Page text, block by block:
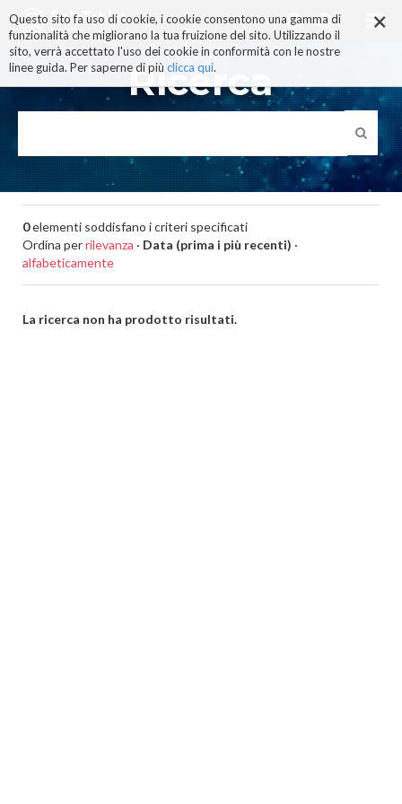
×
Questo sito fa uso di cookie, i cookie consentono una gamma di
funzionalità che migliorano la tua fruizione del sito. Utilizzando il
sito, verrà accettato l'uso dei cookie in conformità con le nostre
linee guida. Per saperne di più clicca qui.
ai
contenuti.
|
alla
navigazione
Ricerca
0elementi soddisfano i criteri specificati
Ordina perrilevanza · Data (prima i più recenti) ·
alfabeticamente
La ricerca non ha prodotto risultati.